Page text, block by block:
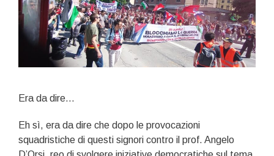
Era da dire…
Eh sì, era da dire che dopo le provocazioni
squadristiche di questi signori contro il prof. Angelo